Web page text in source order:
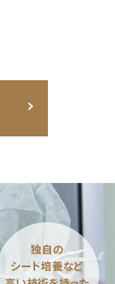
独自の
シート培養など